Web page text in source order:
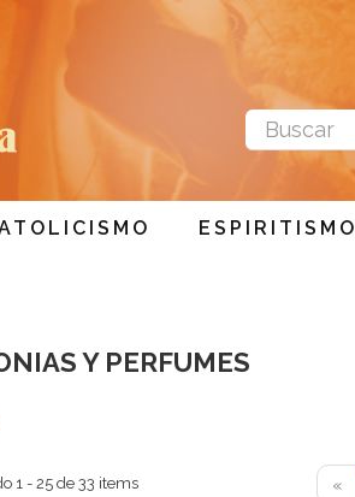
ESPIRITISMO
Y PERFUMES
«
1 - 25 de 33 items